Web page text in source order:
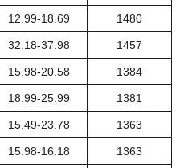
12.99-18.69 1480
32.18-37.98 1457
15.98-20.58 1384
18.99-25.99 1381
15.49-23.78 1363
15.98-16.18 1363